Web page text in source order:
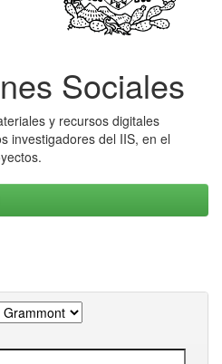
Sociales
y recursos digitales
investigadores del IIS, en el